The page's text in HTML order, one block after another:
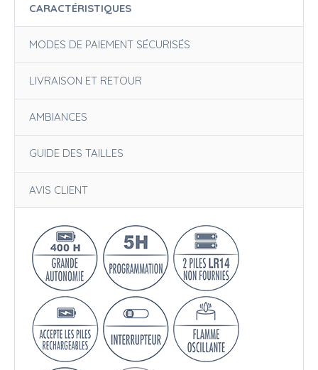
CARACTÉRISTIQUES
MODES DE PAIEMENT SÉCURISÉS
LIVRAISON ET RETOUR
AMBIANCES
GUIDE DES TAILLES
AVIS CLIENT